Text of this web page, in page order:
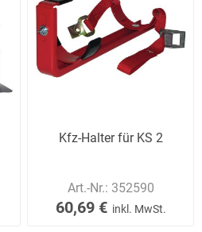
Kfz-Halter für KS 2
Art.-Nr.: 352590
60,69 € inkl. MwSt.